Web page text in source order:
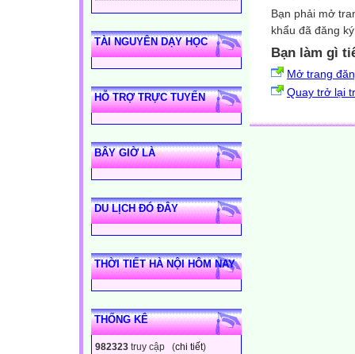
TÀI NGUYÊN DẠY HỌC
HỖ TRỢ TRỰC TUYẾN
BÂY GIỜ LÀ
DU LỊCH ĐÓ ĐÂY
THỜI TIẾT HÀ NỘI HÔM NAY
THỐNG KÊ
982323 truy cập (chi tiết)
Bạn phải mở
khẩu đã đăng
Bạn làm gì
Mở trang
Quay trở lại